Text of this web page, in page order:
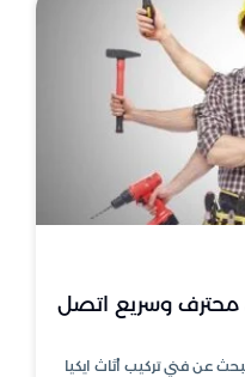
محترف وسريع اتصل
عن فني تركيب أثاث ايكيا